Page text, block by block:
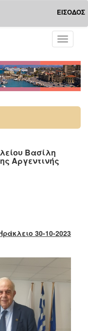
ΕΙΣΟΔΟΣ
Toggle
Βασίλη
Αργεντινής
30-10-2023